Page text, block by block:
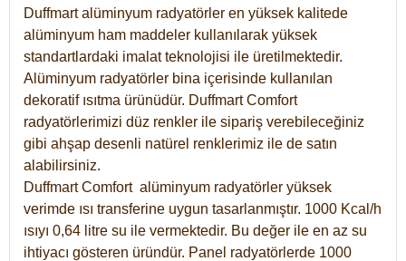
Duffmart alüminyum radyatörler en yüksek kalitede
alüminyum ham maddeler kullanılarak yüksek
standartlardaki imalat teknolojisi ile üretilmektedir.
Alüminyum radyatörler bina içerisinde kullanılan
dekoratif ısıtma ürünüdür. Duffmart Comfort
radyatörlerimizi düz renkler ile sipariş verebileceğiniz
gibi ahşap desenli natürel renklerimiz ile de satın
alabilirsiniz.
Duffmart Comfort alüminyum radyatörler yüksek
verimde ısı transferine uygun tasarlanmıştır. 1000 Kcal/h
ısıyı 0,64 litre su ile vermektedir. Bu değer ile en az su
ihtiyacı gösteren üründür. Panel radyatörlerde 1000